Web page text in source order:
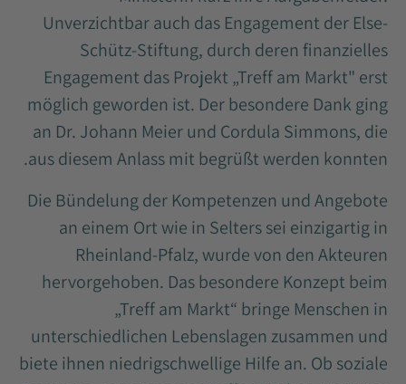
Unverzichtbar auch das Engagement der Else-
Schütz-Stiftung, durch deren finanzielles
Engagement das Projekt „Treff am Markt" erst
möglich geworden ist. Der besondere Dank ging
an Dr. Johann Meier und Cordula Simmons, die
aus diesem Anlass mit begrüßt werden konnten.
Die Bündelung der Kompetenzen und Angebote
an einem Ort wie in Selters sei einzigartig in
Rheinland-Pfalz, wurde von den Akteuren
hervorgehoben. Das besondere Konzept beim
„Treff am Markt“ bringe Menschen in
unterschiedlichen Lebenslagen zusammen und
biete ihnen niedrigschwellige Hilfe an. Ob soziale